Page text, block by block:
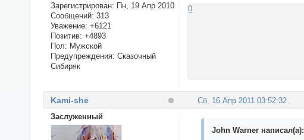
Зарегистрирован: Пн, 19 Апр 2010
Сообщений: 313
Уважение: +6121
Позитив: +4893
Пол: Мужской
Предупреждения: Сказочный
Сибиряк
0
Сб, 16 Апр 2011 03:52:32
Kami-she
Заслуженный
John Warner написал(а):